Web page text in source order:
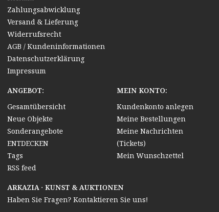
Zahlungsabwicklung
Versand & Lieferung
Widerrufsrecht
AGB / Kundeninformationen
Datenschutzerklärung
Impressum
ANGEBOT:
Gesamtübersicht
Neue Objekte
Sonderangebote
ENTDECKEN
Tags
RSS feed
MEIN KONTO:
Kundenkonto anlegen
Meine Bestellungen
Meine Nachrichten
(Tickets)
Mein Wunschzettel
ARKAZIA · KUNST & AUKTIONEN
Haben Sie Fragen? Kontaktieren Sie uns!